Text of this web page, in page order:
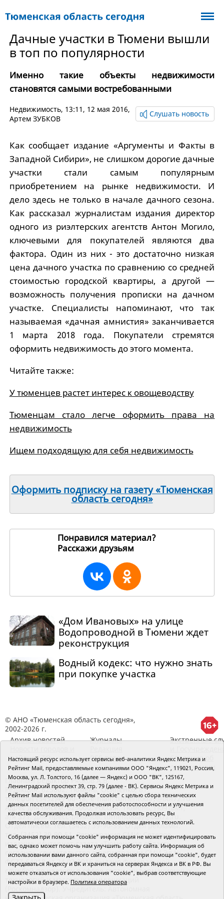
Дачные участки в Тюмени вышли
в топ по популярности
Именно такие объекты недвижимости
становятся самыми востребованными
Недвижимость, 13:11, 12 мая 2016,
Артем ЗУБКОВ
Слушать новость
Как сообщает издание «Аргументы и Факты в
Западной Сибири», не слишком дорогие дачные
участки стали самым популярным
приобретением на рынке недвижимости. И
дело здесь не только в начале дачного сезона.
Как рассказал журналистам издания директор
одного из риэлтерских агентств Антон Могило,
ключевыми для покупателей являются два
фактора. Один из них - это достаточно низкая
цена дачного участка по сравнению со средней
стоимостью городской квартиры, а другой —
возможность получения прописки на дачном
участке. Специалисты напоминают, что так
называемая «дачная амнистия» заканчивается
1 марта 2018 года. Покупатели стремятся
оформить недвижимость до этого момента.
Читайте также:
У тюменцев растет интерес к овощеводству
Тюменцам стало легче оформить права на
недвижимость
Ищем подходящую для себя недвижимость
Оформить подписку на газету «Тюменская
область сегодня»
Понравился материал?
Расскажи друзьям
«Дом Ивановых» на улице
Водопроводной в Тюмени ждет
реконструкция
Водный кодекс: что нужно знать
при покупке участка
© АНО «Тюменская область сегодня»,
2002-2026 г.
Архив новостей
районов ТО
Журналы
RSS поток
Экстренные
Сведения об
организации
Главный редактор Рябков А.В.
Редакция: 625002, Тюмень, Осипенко, 81,
телефон (3452)49-00-18, e-mail: tumentoday@obl72.ru
Адрес для писем: 625000, Россия, Тюмень, Почтамт,
а/я 371. Для пресс-релизов: tumentoday@obl72.ru.
Отдел писем: тел. (3452) 39-90-59. Отдел рекламы:
тел. (3452) 39-90-51. Регистрация СМИ: Сетевое
издание «Интернет-газета «Тюменская область
сегодня», свидетельство о регистрации СМИ Эл №
ФС77-64918 от 24.02.2016 выдано Федеральной
службой по надзору в сфере связи, информационных
технологий и массовых коммуникаций
Настоящий ресурс использует сервисы веб-аналитики Яндекс Метрика и
Рейтинг Mail, предоставляемые компаниями ООО "Яндекс", 119021, Россия,
Москва, ул. Л. Толстого, 16 (далее — Яндекс) и ООО "ВК", 125167,
Ленинградский проспект 39, стр. 79 (далее - ВК). Сервисы Яндекс Метрика и
Рейтинг Mail используют файлы "cookie" с целью сбора технических
данных посетителей для обеспечения работоспособности и улучшения
качества обслуживания. Продолжая использовать ресурс, Вы
автоматически соглашаетесь с использованием данных технологий.
Собранная при помощи "cookie" информация не может идентифицировать
вас, однако может помочь нам улучшить работу сайта. Информация об
использовании вами данного сайта, собранная при помощи "cookie", будет
передаваться Яндексу и ВК и храниться на серверах Яндекса и ВК в РФ. Вы
можете отказаться от использования "cookie", выбрав соответствующие
настройки в браузере. Политика оператора